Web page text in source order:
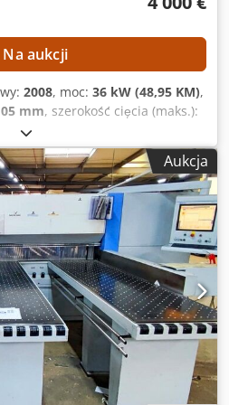
opisowym. Kupujący
zabezpieczenie i
docelowym. Referencja
Na aukcji
2008, moc: 36 kW (48,95 KM),
mm, szerokość cięcia (maks.):
Maksymalna szerokość
Maksymalna długość
wysokość cięcia: 105 mm
Obróbka postformingowa: tak
10 Elastyczne
tak Chwytaki na listwie
Występ głównego tarczy piły:
tarczy piły: 120 mm
głównej piły: 450 mm
tak Zespół piłki do
postformingowej: tak
piłki do wstępnego
prędkość posuwu: 130
sterowania: Windows
Aukcja